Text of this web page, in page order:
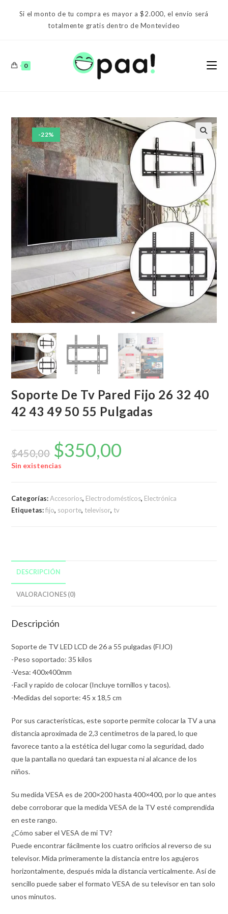
Si el monto de tu compra es mayor a $2.000, el envío será
totalmente gratis dentro de Montevideo
0
-22%
Soporte De Tv Pared Fijo 26 32 40
42 43 49 50 55 Pulgadas
$450,00
El
precio
original
era:
$350,00
Sin existencias
Categorías:Accesorios, Electrodomésticos, Electrónica
Etiquetas:fijo, soporte, televisor, tv
DESCRIPCIÓN
VALORACIONES (0)
Descripción
Soporte de TV LED LCD de 26 a 55 pulgadas (FIJO)
-Peso soportado: 35 kilos
-Vesa: 400x400mm
-Facil y rapido de colocar (Incluye tornillos y tacos).
-Medidas del soporte: 45 x 18,5 cm
Por sus características, este soporte permite colocar la TV a una
distancia aproximada de 2,3 centímetros de la pared, lo que
favorece tanto a la estética del lugar como la seguridad, dado
que la pantalla no quedará tan expuesta ni al alcance de los
niños.
Su medida VESA es de 200×200 hasta 400×400, por lo que antes
debe corroborar que la medida VESA de la TV esté comprendida
en este rango.
¿Cómo saber el VESA de mi TV?
Puede encontrar fácilmente los cuatro orificios al reverso de su
televisor. Mida primeramente la distancia entre los agujeros
horizontalmente, después mida la distancia verticalmente. Así de
sencillo puede saber el formato VESA de su televisor en tan solo
unos minutos.